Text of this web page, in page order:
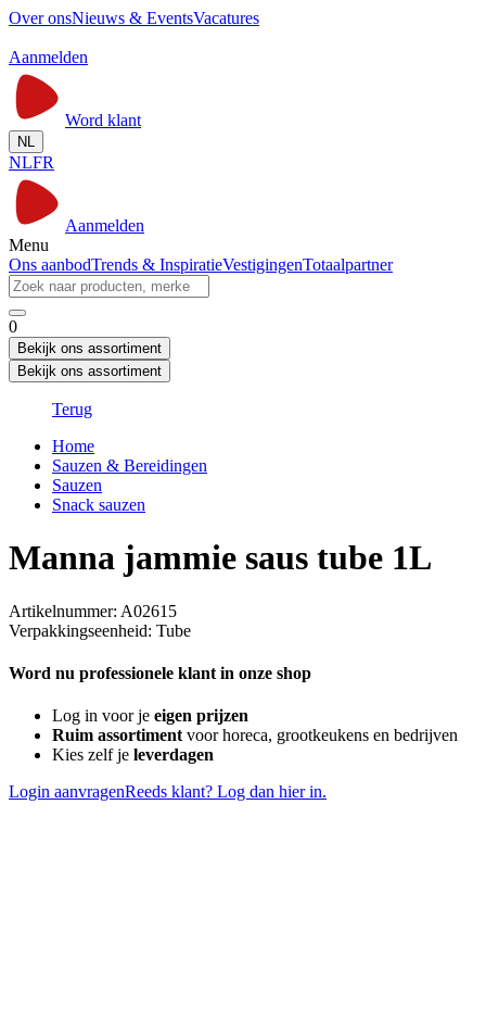
Over onsNieuws & EventsVacatures
Aanmelden
Word klant
NL
NLFR
Aanmelden
Menu
Ons aanbodTrends & InspiratieVestigingenTotaalpartner
0
Bekijk ons assortiment
Bekijk ons assortiment
Terug
Home
Sauzen & Bereidingen
Sauzen
Snack sauzen
Manna jammie saus tube 1L
Artikelnummer: A02615
Verpakkingseenheid: Tube
Word nu professionele klant in onze shop
Log in voor je eigen prijzen
Ruim assortimentvoor horeca, grootkeukens en bedrijven
Kies zelf je leverdagen
Login aanvragenReeds klant? Log dan hier in.